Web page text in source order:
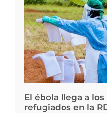
El ébola llega a
refugiados en la